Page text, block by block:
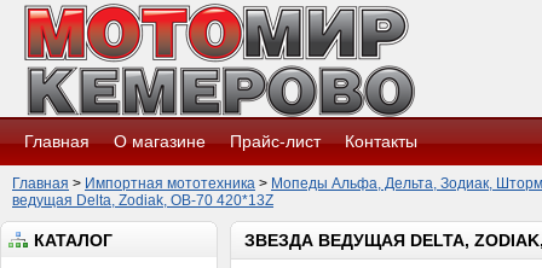
Главная О магазине Прайс-лист Контакты
Главная > Импортная мототехника > Мопеды Альфа, Дельта, Зодиак,
ведущая Delta, Zodiak, ОВ-70 420*13Z
КАТАЛОГ ЗВЕЗДА ВЕДУЩАЯ DELTA,